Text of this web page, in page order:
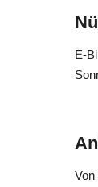
Die
ein
Die
E-